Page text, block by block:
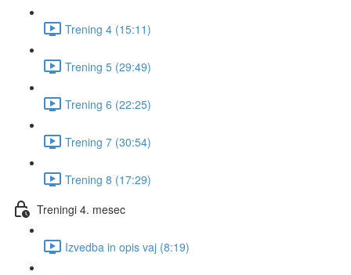
Trening 4 (15:11)
Trening 5 (29:49)
Trening 6 (22:25)
Trening 7 (30:54)
Trening 8 (17:29)
Treningi 4. mesec
Izvedba in opis vaj (8:19)